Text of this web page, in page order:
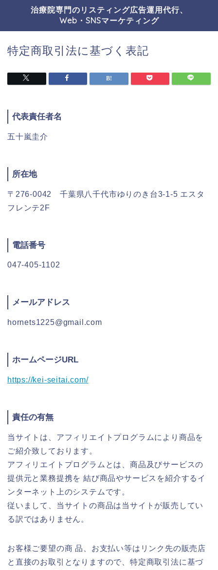
治療院専門のリスティング広告運用代行、
Web・SNSマーケティング
特定商取引法に基づく表記
代表責任者名
五十嵐圭介
所在地
〒276-0042 千葉県八千代市ゆりのき台3-1-5 エスタ
フレンテ2F
電話番号
047-405-1102
メールアドレス
hornets1225@gmail.com
ホームページURL
https://kei-seitai.com/
責任の有無
当サイトは、アフィリエイトプログラムにより商品を
ご紹介致しております。
アフィリエイトプログラムとは、商品及びサービスの
提供元と業務提携を 結び商品やサービスを紹介するイ
ンターネット上のシステムです。
従いまして、当サイトの商品は当サイトが販売してい
る訳ではありません。
お客様ご要望の商 品、お支払い等はリンク先の販売店
と直接のお取引となりますので、特定商取引法に基づ